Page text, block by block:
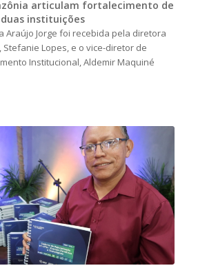
articulam fortalecimento de
instituições
Araújo Jorge foi recebida pela diretora
Stefanie Lopes, e o vice-diretor de
Institucional, Aldemir Maquiné